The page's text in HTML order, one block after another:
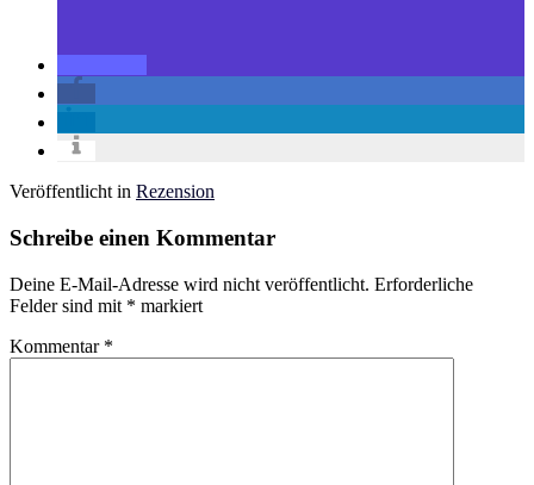
Veröffentlicht in Rezension
Schreibe einen Kommentar
Deine E-Mail-Adresse wird nicht veröffentlicht. Erforderliche
Felder sind mit * markiert
Kommentar *